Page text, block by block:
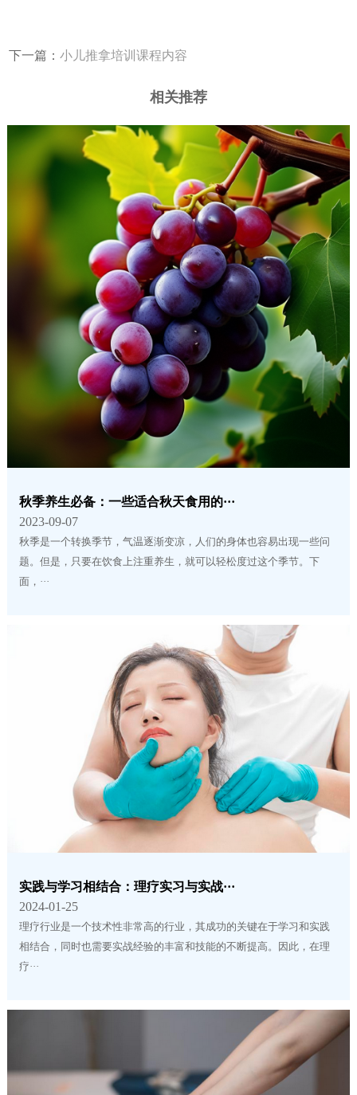
下一篇：​小儿推拿培训课程内容
相关推荐
秋季养生必备：一些适合秋天食用的···
2023-09-07
秋季是一个转换季节，气温逐渐变凉，人们的身体也容易出现一些问
题。但是，只要在饮食上注重养生，就可以轻松度过这个季节。下
面，···
实践与学习相结合：理疗实习与实战···
2024-01-25
理疗行业是一个技术性非常高的行业，其成功的关键在于学习和实践
相结合，同时也需要实战经验的丰富和技能的不断提高。因此，在理
疗···